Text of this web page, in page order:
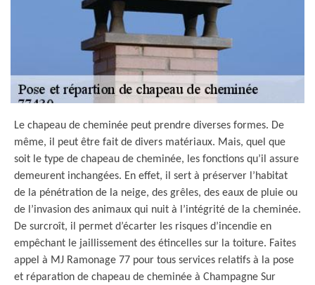
Le chapeau de cheminée peut prendre diverses formes. De
même, il peut être fait de divers matériaux. Mais, quel que
soit le type de chapeau de cheminée, les fonctions qu’il assure
demeurent inchangées. En effet, il sert à préserver l’habitat
de la pénétration de la neige, des grêles, des eaux de pluie ou
de l’invasion des animaux qui nuit à l’intégrité de la cheminée.
De surcroît, il permet d’écarter les risques d’incendie en
empêchant le jaillissement des étincelles sur la toiture. Faites
appel à MJ Ramonage 77 pour tous services relatifs à la pose
et réparation de chapeau de cheminée à Champagne Sur